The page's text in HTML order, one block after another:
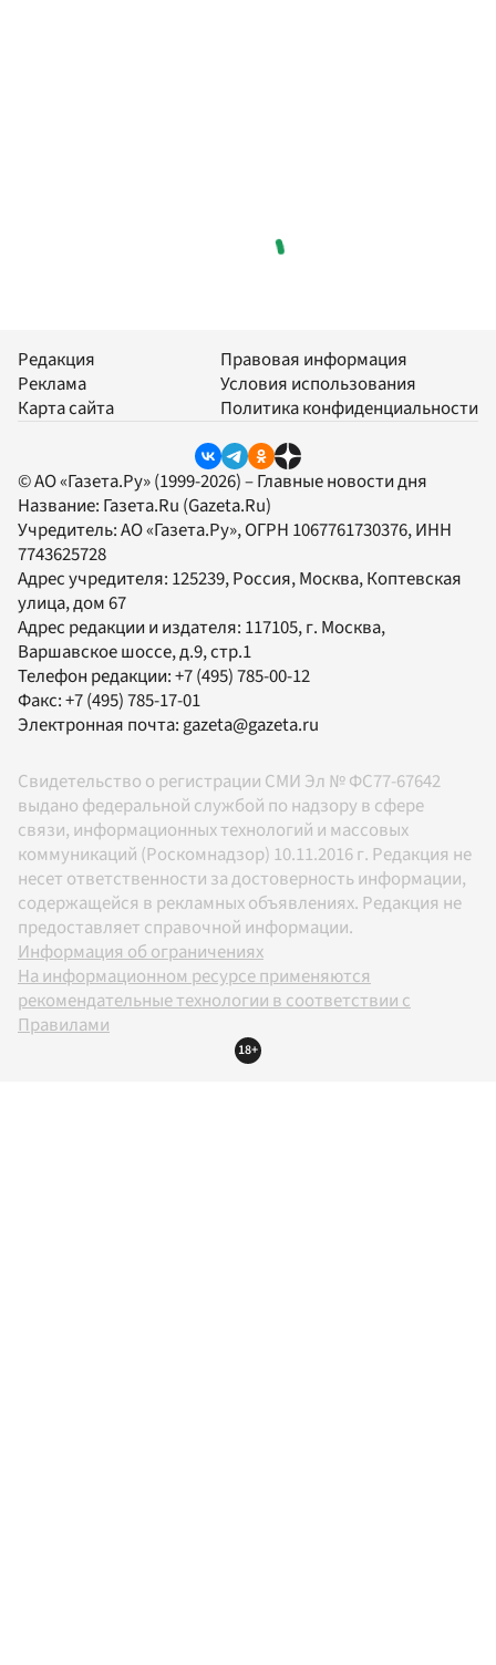
Редакция
Реклама
Карта сайта
Правовая информация
Условия использования
Политика конфиденциальности
© АО «Газета.Ру» (1999-2026) – Главные новости дня
Название: Газета.Ru (Gazeta.Ru)
Учредитель:АО «Газета.Ру», ОГРН 1067761730376, ИНН
7743625728
Адрес учредителя: 125239, Россия, Москва, Коптевская
улица, дом 67
Адрес редакции и издателя: 117105, г. Москва,
Варшавское шоссе, д.9, стр.1
Телефон редакции:+7 (495) 785-00-12
Факс:+7 (495) 785-17-01
Электронная почта:gazeta@gazeta.ru
Свидетельство о регистрации СМИ Эл № ФС77-67642
выдано федеральной службой по надзору в сфере
связи, информационных технологий и массовых
коммуникаций (Роскомнадзор) 10.11.2016 г. Редакция не
несет ответственности за достоверность информации,
содержащейся в рекламных объявлениях. Редакция не
предоставляет справочной информации.
Информация об ограничениях
На информационном ресурсе применяются
рекомендательные технологии в соответствии с
Правилами
18+